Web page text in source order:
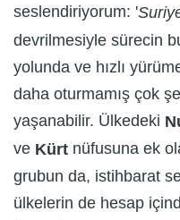
seslendiriyorum: '
devrilmesiyle sürecin
yolunda ve hızlı
daha oturmamış çok
yaşanabilir. Ülkedeki
ve Kürt nüfusuna ek
grubun da, istihbarat
ülkelerin de hesap